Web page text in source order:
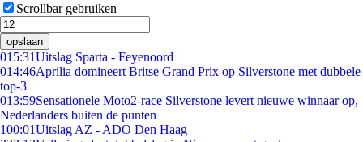
Scrollbar gebruiken
opslaan
015:31Uitslag Sparta - Feyenoord
014:46Aprilia domineert Britse Grand Prix op Silverstone met dubbele
top-3
013:59Sensationele Moto2-race Silverstone levert nieuwe winnaar op,
Nederlanders buiten de punten
100:01Uitslag AZ - ADO Den Haag